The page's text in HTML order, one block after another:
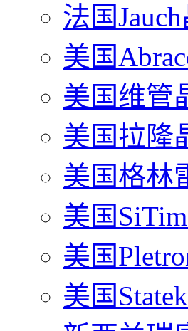
法国
美国
美国维管
美国拉隆
美国格林
美国
美国
美国